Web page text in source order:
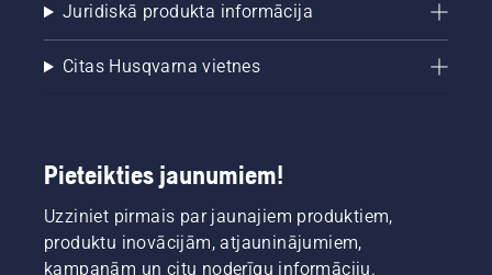
Juridiskā produkta informācija
Citas Husqvarna vietnes
Pieteikties jaunumiem!
Uzziniet pirmais par jaunajiem produktiem,
produktu inovācijām, atjauninājumiem,
kampaņām un citu noderīgu informāciju.